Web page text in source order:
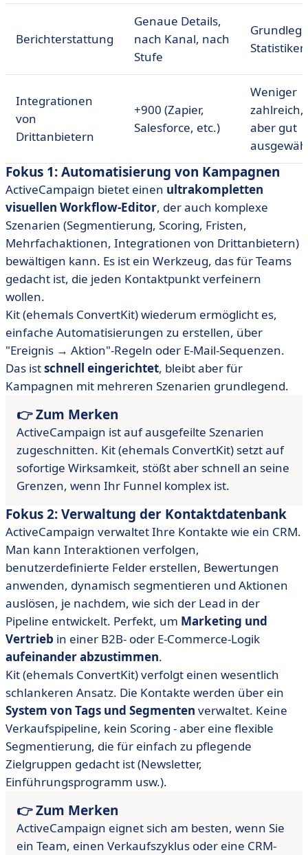
Berichterstattung
Genaue Details,
nach Kanal, nach
Stufe
Statistiken
Integrationen
von
Drittanbietern
+900 (Zapier,
Salesforce, etc.)
Weniger
zahlreich,
aber gut
Fokus 1: Automatisierung von Kampagnen
ActiveCampaign bietet einen ultrakompletten
visuellen Workflow-Editor, der auch komplexe
Szenarien (Segmentierung, Scoring, Fristen,
Mehrfachaktionen, Integrationen von Drittanbietern)
bewältigen kann. Es ist ein Werkzeug, das für Teams
gedacht ist, die jeden Kontaktpunkt verfeinern
wollen.
Kit (ehemals ConvertKit) wiederum ermöglicht es,
einfache Automatisierungen zu erstellen, über
"Ereignis → Aktion"-Regeln oder E-Mail-Sequenzen.
Das istschnell eingerichtet, bleibt aber für
Kampagnen mit mehreren Szenarien grundlegend.
👉 Zum Merken
ActiveCampaign ist auf ausgefeilte Szenarien
zugeschnitten. Kit (ehemals ConvertKit) setzt auf
sofortige Wirksamkeit, stößt aber schnell an seine
Grenzen, wenn Ihr Funnel komplex ist.
Fokus 2: Verwaltung der Kontaktdatenbank
ActiveCampaign verwaltet Ihre Kontakte wie ein CRM.
Man kann Interaktionen verfolgen,
benutzerdefinierte Felder erstellen, Bewertungen
anwenden, dynamisch segmentieren und Aktionen
auslösen, je nachdem, wie sich der Lead in der
Pipeline entwickelt. Perfekt, um Marketing und
Vertrieb in einer B2B- oder E-Commerce-Logik
aufeinander abzustimmen.
Kit (ehemals ConvertKit) verfolgt einen wesentlich
schlankeren Ansatz. Die Kontakte werden über ein
System von Tags und Segmenten verwaltet. Keine
Verkaufspipeline, kein Scoring - aber eine flexible
Segmentierung, die für einfach zu pflegende
Zielgruppen gedacht ist (Newsletter,
Einführungsprogramm usw.).
👉 Zum Merken
ActiveCampaign eignet sich am besten, wenn Sie
ein Team, einen Verkaufszyklus oder eine CRM-